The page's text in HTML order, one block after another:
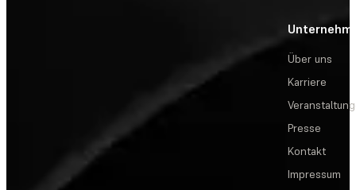
Über uns
Karriere
Presse
Kontakt
Impressum